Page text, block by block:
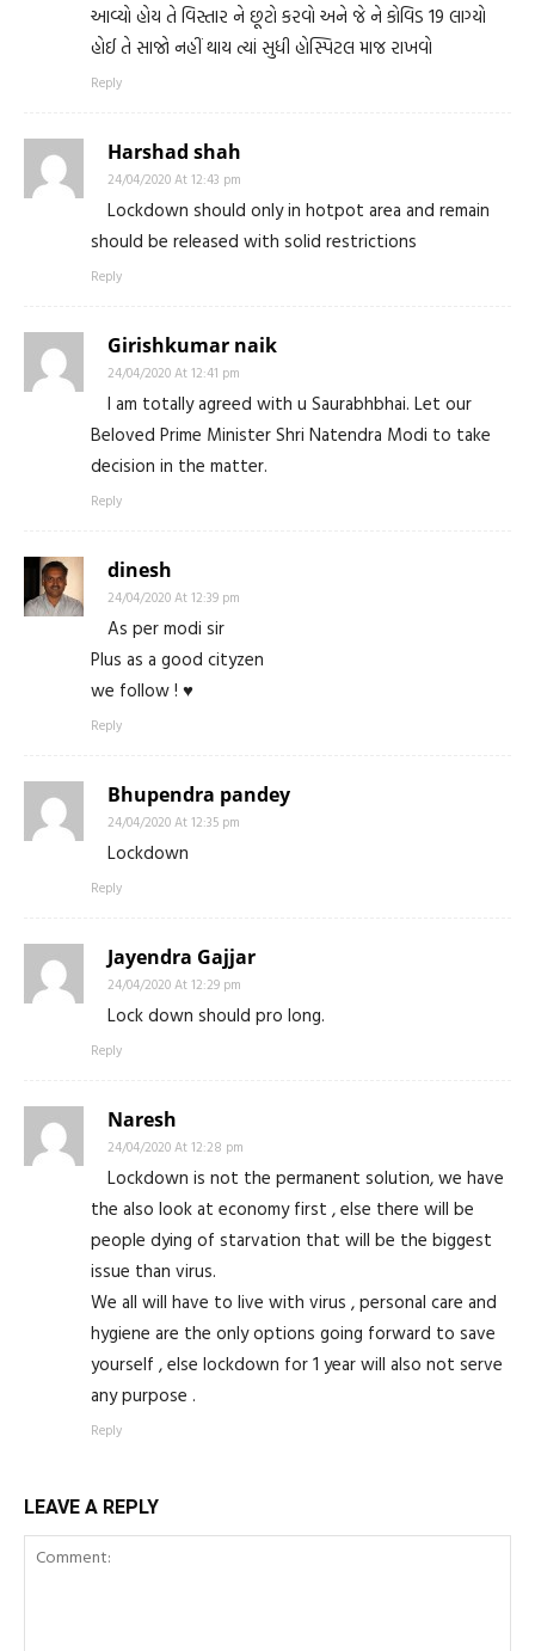
આવ્યો હોય તે વિસ્તાર ને છૂટો કરવો અને જે ને કોવિડ 19 લાગ્યો
હોઈ તે સાજો નહીં થાય ત્યાં સુધી હોસ્પિટલ માજ રાખવો
Reply
Harshad shah
24/04/2020 At 12:43 pm
Lockdown should only in hotpot area and remain
should be released with solid restrictions
Reply
Girishkumar naik
24/04/2020 At 12:41 pm
I am totally agreed with u Saurabhbhai. Let our
Beloved Prime Minister Shri Natendra Modi to take
decision in the matter.
Reply
dinesh
24/04/2020 At 12:39 pm
As per modi sir
Plus as a good cityzen
we follow ! ♥️
Reply
Bhupendra pandey
24/04/2020 At 12:35 pm
Lockdown
Reply
Jayendra Gajjar
24/04/2020 At 12:29 pm
Lock down should pro long.
Reply
Naresh
24/04/2020 At 12:28 pm
Lockdown is not the permanent solution, we have
the also look at economy first , else there will be
people dying of starvation that will be the biggest
issue than virus.
We all will have to live with virus , personal care and
hygiene are the only options going forward to save
yourself , else lockdown for 1 year will also not serve
any purpose .
Reply
LEAVE A REPLY